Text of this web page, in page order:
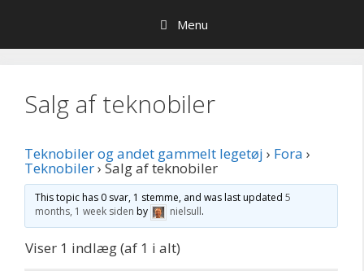
indhold
Menu
Salg af teknobiler
Teknobiler og andet gammelt legetøj › Fora ›
Teknobiler› Salg af teknobiler
This topic has 0 svar, 1 stemme, and was last updated5
months, 1 week siden by nielsull.
Viser 1 indlæg (af 1 i alt)